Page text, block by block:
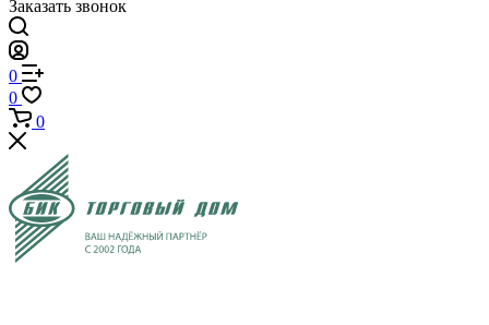
Заказать звонок
0
0
0